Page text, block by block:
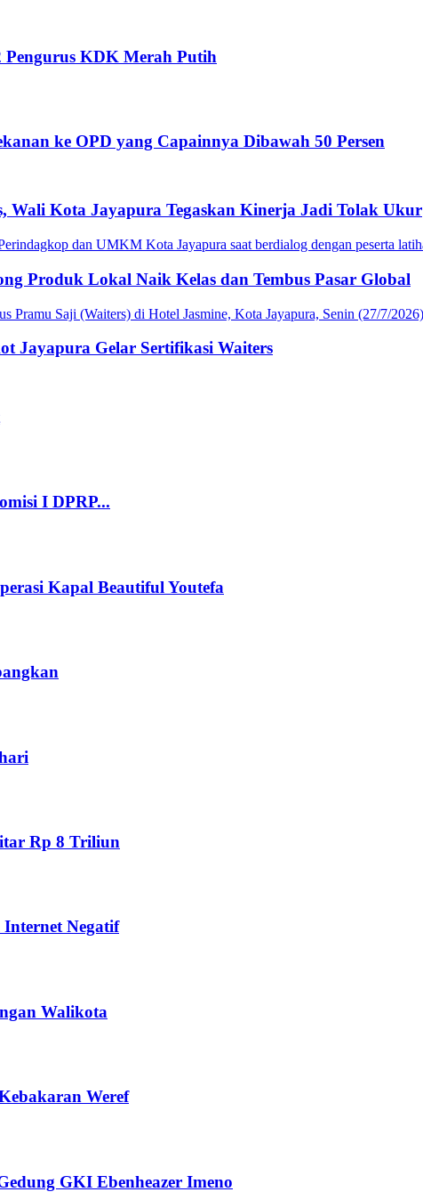
KDK Merah Putih
ke OPD yang Capainnya Dibawah 50 Persen
Wali Kota Jayapura Tegaskan Kinerja Jadi Tolak Ukur
Produk Lokal Naik Kelas dan Tembus Pasar Global
Jayapura Gelar Sertifikasi Waiters
I DPRP...
Kapal Beautiful Youtefa
Rp 8 Triliun
Negatif
Walikota
Weref
GKI Ebenheazer Imeno